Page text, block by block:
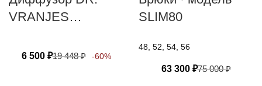
VRANJES
VANIGLIA
6 500 ₽19 448₽ -60%
SLIM80
48, 52, 54, 56
63 300 ₽75 000₽